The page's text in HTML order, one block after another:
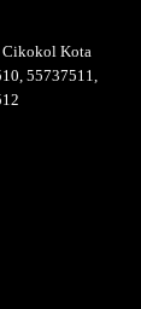
Cikokol Kota
55737511,